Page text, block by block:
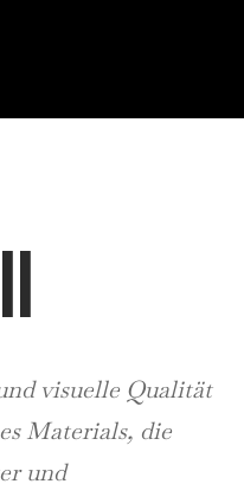
visuelle Qualität
Materials, die
und